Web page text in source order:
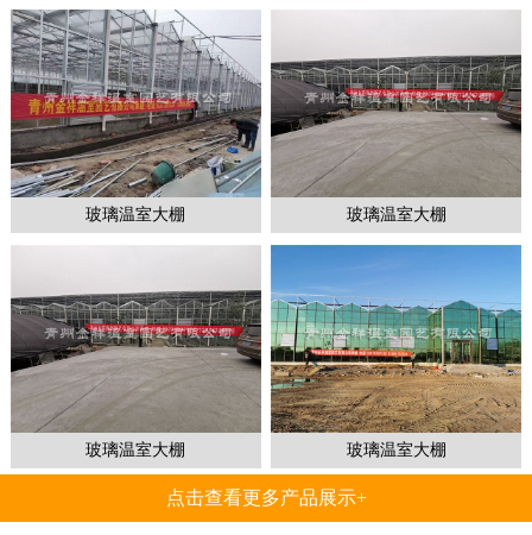
1
玻璃温室大棚 玻璃温室大棚
玻璃温室大棚 玻璃温室大棚
点击查看更多产品展示+